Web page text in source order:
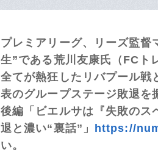
プレミアリーグ、リーズ監督
生”である荒川友康氏（FCト
全てが熱狂したリバプール戦
表のグループステージ敗退を
後編「ビエルサは『失敗の
退と濃い“裏話”」 https://
い。